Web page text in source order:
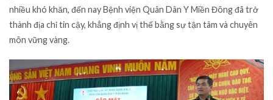
nhiều khó khăn, đến nay Bệnh viện Quân Dân Y Miền Đông đã trở
thành địa chỉ tin cậy, khẳng định vị thế bằng sự tận tâm và chuyên
môn vững vàng.